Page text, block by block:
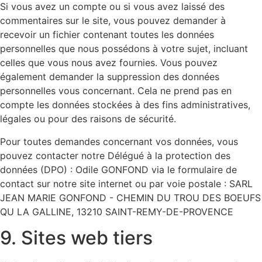
Si vous avez un compte ou si vous avez laissé des
commentaires sur le site, vous pouvez demander à
recevoir un fichier contenant toutes les données
personnelles que nous possédons à votre sujet, incluant
celles que vous nous avez fournies. Vous pouvez
également demander la suppression des données
personnelles vous concernant. Cela ne prend pas en
compte les données stockées à des fins administratives,
légales ou pour des raisons de sécurité.
Pour toutes demandes concernant vos données, vous
pouvez contacter notre Délégué à la protection des
données (DPO) : Odile GONFOND via le formulaire de
contact sur notre site internet ou par voie postale : SARL
JEAN MARIE GONFOND - CHEMIN DU TROU DES BOEUFS
QU LA GALLINE, 13210 SAINT-REMY-DE-PROVENCE
9. Sites web tiers